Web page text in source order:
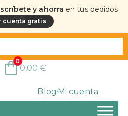
y ahorra en tus pedidos
cuenta gratis
BlogMi cuenta
0
0,00 €